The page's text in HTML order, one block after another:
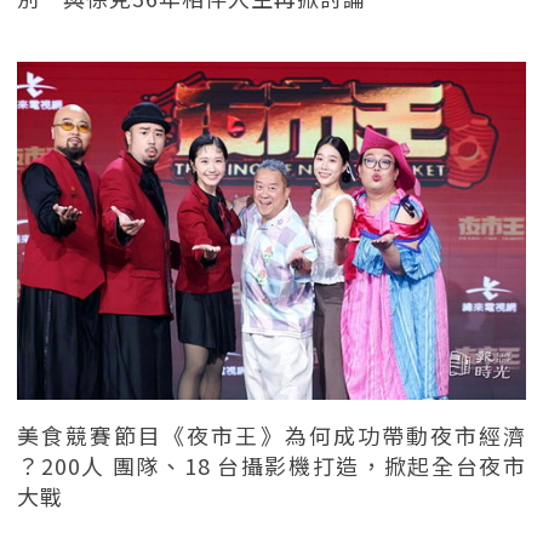
美食競賽節目《夜市王》為何成功帶動夜市經濟
？200人 團隊、18 台攝影機打造，掀起全台夜市
大戰